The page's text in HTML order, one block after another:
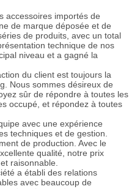
accessoires importés de
de marque déposée et de
de produits, avec un total
technique de nos
niveau et a gagné la
du client est toujours la
Nous sommes désireux de
sûr de répondre à toutes les
occupé, et répondez à toutes
avec une expérience
techniques et de gestion.
de production. Avec le
qualité, notre prix
raisonnable.
a établi des relations
avec beaucoup de